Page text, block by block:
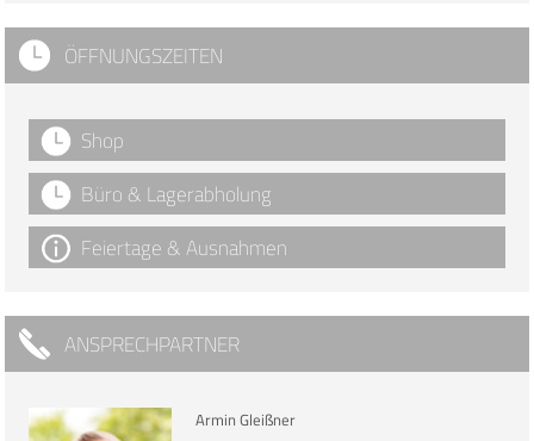
ÖFFNUNGSZEITEN
Shop
Büro & Lagerabholung
Feiertage & Ausnahmen
ANSPRECHPARTNER
Armin Gleißner